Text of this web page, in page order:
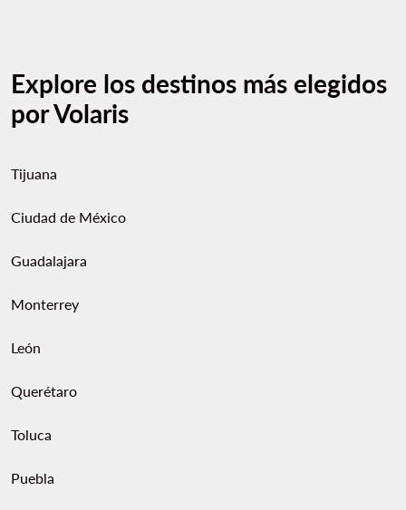
Explore los destinos más elegidos
por Volaris
Tijuana
Ciudad de México
Guadalajara
Monterrey
León
Querétaro
Toluca
Puebla